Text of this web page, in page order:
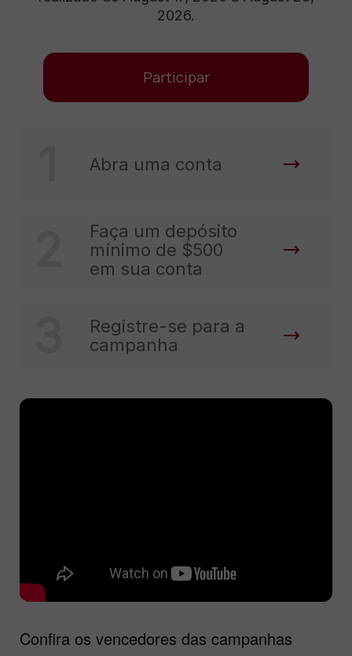
2026.
Participar
Abra uma conta
Faça um depósito
mínimo de $500
em sua conta
Registre-se para a
campanha
Confira os vencedores das campanhas